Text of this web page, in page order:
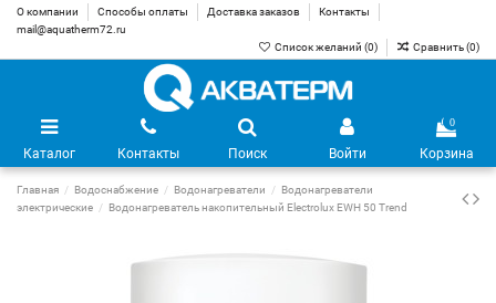
О компании Способы оплаты Доставка заказов
Контакты
mail@aquatherm72.ru
Список желаний (0) Сравнить (0)
Каталог Контакты Поиск Войти
0
Корзина
Главная Водоснабжение Водонагреватели
Водонагреватели
электрические
Водонагреватель накопительный Electrolux EWH 50 Trend